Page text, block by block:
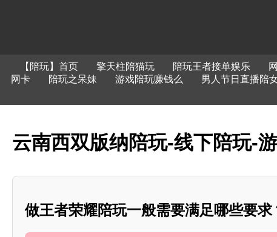
【陪玩】首页 擎天柱陪猫玩 陪玩王者接单娱乐
网卡
陪玩之呆妹 游戏陪玩赚钱么 男人节日直播陪
云南西双版纳陪玩-线下陪玩-
做王者荣耀陪玩一般需要满足哪些要求